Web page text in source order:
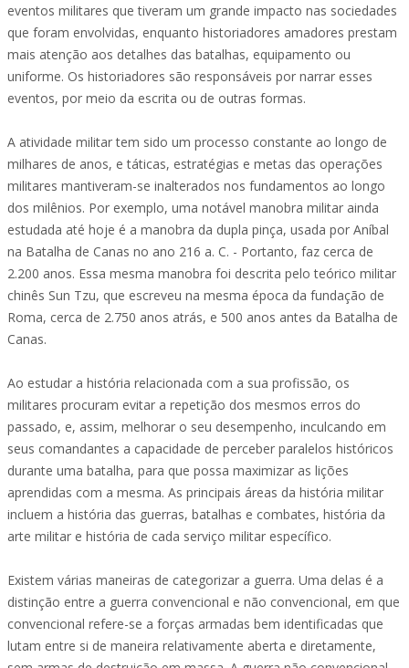
eventos militares que tiveram um grande impacto nas sociedades
que foram envolvidas, enquanto historiadores amadores prestam
mais atenção aos detalhes das batalhas, equipamento ou
uniforme. Os historiadores são responsáveis por narrar esses
eventos, por meio da escrita ou de outras formas.
A atividade militar tem sido um processo constante ao longo de
milhares de anos, e táticas, estratégias e metas das operações
militares mantiveram-se inalterados nos fundamentos ao longo
dos milênios. Por exemplo, uma notável manobra militar ainda
estudada até hoje é a manobra da dupla pinça, usada por Aníbal
na Batalha de Canas no ano 216 a. C. - Portanto, faz cerca de
2.200 anos. Essa mesma manobra foi descrita pelo teórico militar
chinês Sun Tzu, que escreveu na mesma época da fundação de
Roma, cerca de 2.750 anos atrás, e 500 anos antes da Batalha de
Canas.
Ao estudar a história relacionada com a sua profissão, os
militares procuram evitar a repetição dos mesmos erros do
passado, e, assim, melhorar o seu desempenho, inculcando em
seus comandantes a capacidade de perceber paralelos históricos
durante uma batalha, para que possa maximizar as lições
aprendidas com a mesma. As principais áreas da história militar
incluem a história das guerras, batalhas e combates, história da
arte militar e história de cada serviço militar específico.
Existem várias maneiras de categorizar a guerra. Uma delas é a
distinção entre a guerra convencional e não convencional, em que
convencional refere-se a forças armadas bem identificadas que
lutam entre si de maneira relativamente aberta e diretamente,